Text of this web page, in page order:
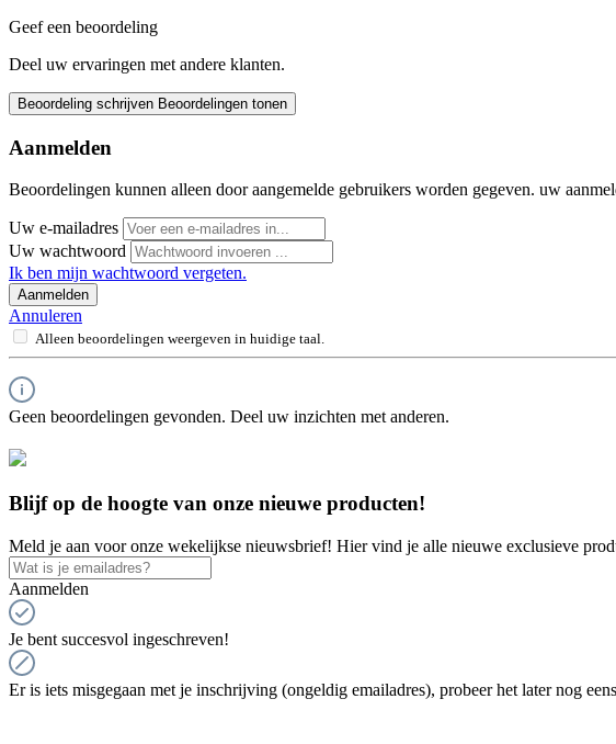
Geef een beoordeling
Deel uw ervaringen met andere klanten.
Beoordeling schrijven Beoordelingen tonen
Aanmelden
Beoordelingen kunnen alleen door aangemelde gebruikers worden gegeven. uw
Uw e-mailadres
Uw wachtwoord
Ik ben mijn wachtwoord vergeten.
Aanmelden
Annuleren
Alleen beoordelingen weergeven in huidige taal.
Geen beoordelingen gevonden. Deel uw inzichten met anderen.
Blijf op de hoogte van onze nieuwe producten!
Meld je aan voor onze wekelijkse nieuwsbrief! Hier vind je alle nieuwe exclusieve
Aanmelden
Je bent succesvol ingeschreven!
Er is iets misgegaan met je inschrijving (ongeldig emailadres), probeer het later nog eens